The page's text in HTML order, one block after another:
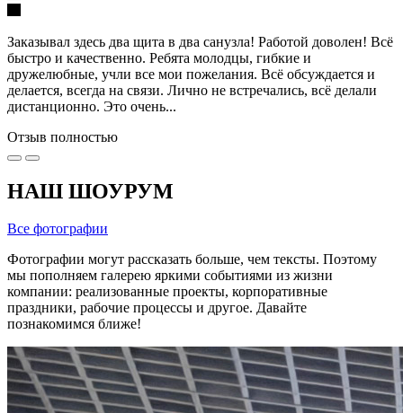
Заказывал здесь два щита в два санузла! Работой доволен! Всё
быстро и качественно. Ребята молодцы, гибкие и
дружелюбные, учли все мои пожелания. Всё обсуждается и
делается, всегда на связи. Лично не встречались, всё делали
дистанционно. Это очень...
Отзыв полностью
НАШ ШОУРУМ
Все фотографии
Фотографии могут рассказать больше, чем тексты. Поэтому
мы пополняем галерею яркими событиями из жизни
компании: реализованные проекты, корпоративные
праздники, рабочие процессы и другое. Давайте
познакомимся ближе!